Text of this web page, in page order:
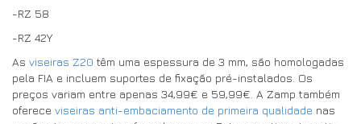
-RZ 58
-RZ 42Y
As viseiras Z20 têm uma espessura de 3 mm, são homologadas
pela FIA e incluem suportes de fixação pré-instalados. Os
preços variam entre apenas 34,99€ e 59,99€. A Zamp também
oferece viseiras anti-embaciamento de primeira qualidade nas